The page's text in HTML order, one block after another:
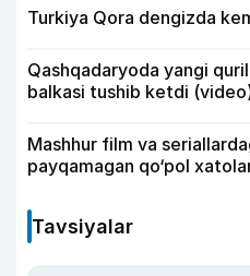
Turkiya Qora dengizda
Qashqadaryoda yangi
balkasi tushib ketdi
Mashhur film va
payqamagan qo‘pol
Tavsiyalar